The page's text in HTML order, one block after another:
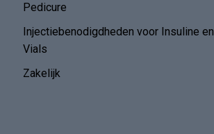
Pedicure
Injectiebenodigdheden voor Insuline en
Vials
Zakelijk